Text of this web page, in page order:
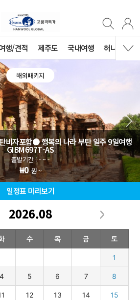
행/견적 제주도 국내여행 허니문
해외패키지
자포함● 행복의 나라 부탄 일주 9일여행
GIBM697T-AS
출발기간 : - ~ -
₩0원 ~
일정표 미리보기
2026.08